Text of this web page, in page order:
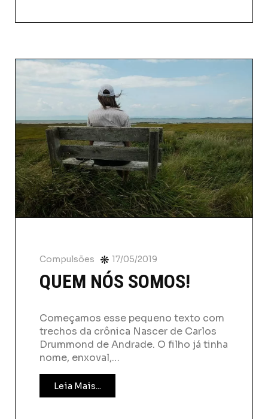
Compulsões 17/05/2019
QUEM NÓS SOMOS!
Começamos esse pequeno texto com
trechos da crônica Nascer de Carlos
Drummond de Andrade. O filho já tinha
nome, enxoval,…
Leia Mais...